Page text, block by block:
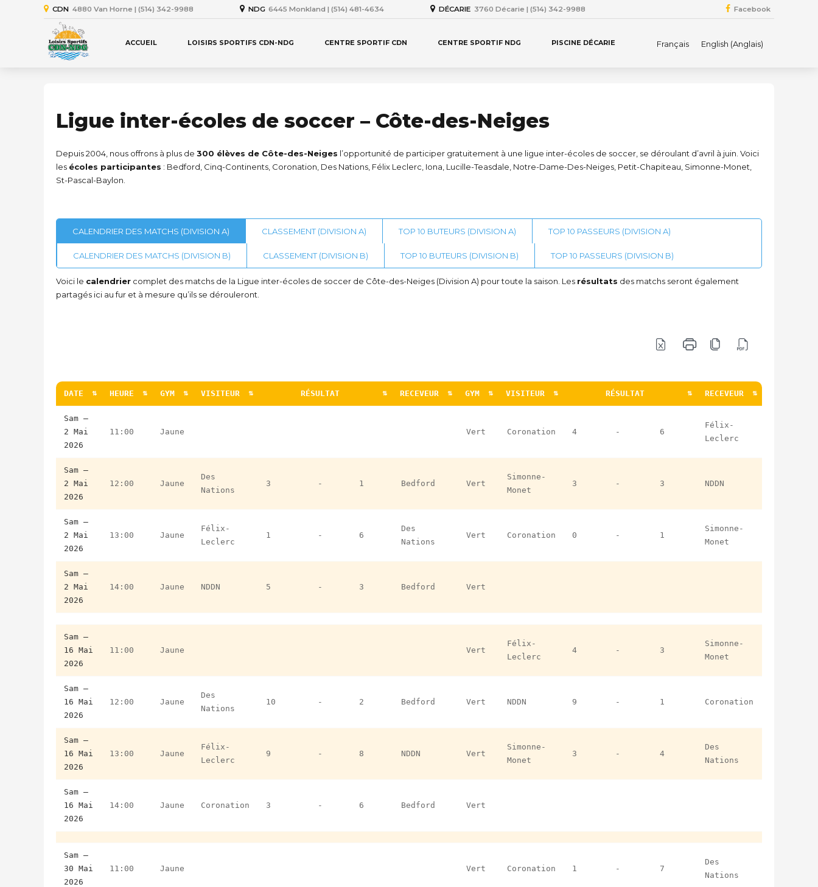
CDN 4880 Van Horne | (514) 342-9988 NDG 6445 Monkland | (514) 481-4634 DÉCARIE 3760 Décarie | (514) 342-9988 Facebook
Français English (Anglais)
ACCUEIL LOISIRS SPORTIFS CDN-NDG CENTRE SPORTIF CDN CENTRE SPORTIF NDG PISCINE DÉCARIE
Ligue inter-écoles de soccer – Côte-des-Neiges
Depuis 2004, nous offrons à plus de 300 élèves de Côte-des-Neiges l’opportunité de participer gratuitement à une ligue inter-écoles de soccer, se déroulant d’avril à juin. Voici
les écoles participantes : Bedford, Cinq-Continents, Coronation, Des Nations, Félix Leclerc, Iona, Lucille-Teasdale, Notre-Dame-Des-Neiges, Petit-Chapiteau, Simonne-Monet,
St-Pascal-Baylon.
CALENDRIER DES MATCHS (DIVISION A) CLASSEMENT (DIVISION A) TOP 10 BUTEURS (DIVISION A) TOP 10 PASSEURS (DIVISION A)
CALENDRIER DES MATCHS (DIVISION B) CLASSEMENT (DIVISION B) TOP 10 BUTEURS (DIVISION B) TOP 10 PASSEURS (DIVISION B)
Voici le calendrier complet des matchs de la Ligue inter-écoles de soccer de Côte-des-Neiges (Division A) pour toute la saison. Les résultats des matchs seront également
partagés ici au fur et à mesure qu’ils se dérouleront.
DATE HEURE GYM VISITEUR RÉSULTAT RECEVEUR GYM VISITEUR RÉSULTAT RECEVEUR
Sam –
2 Mai
2026
11:00 Jaune Vert Coronation 4 - 6
Félix-
Leclerc
Sam –
2 Mai
2026
12:00 Jaune
Des
Nations
3 - 1 Bedford Vert
Simonne-
Monet
3 - 3 NDDN
Sam –
2 Mai
2026
13:00 Jaune
Félix-
Leclerc
1 - 6
Des
Nations
Vert Coronation 0 - 1
Simonne-
Monet
Sam –
2 Mai
2026
14:00 Jaune NDDN 5 - 3 Bedford Vert
Sam –
16 Mai
2026
11:00 Jaune Vert
Félix-
Leclerc
4 - 3
Simonne-
Monet
Sam –
16 Mai
2026
12:00 Jaune
Des
Nations
10 - 2 Bedford Vert NDDN 9 - 1 Coronation
Sam –
16 Mai
2026
13:00 Jaune
Félix-
Leclerc
9 - 8 NDDN Vert
Simonne-
Monet
3 - 4
Des
Nations
Sam –
16 Mai
2026
14:00 Jaune Coronation 3 - 6 Bedford Vert
Sam –
30 Mai
2026
11:00 Jaune Vert Coronation 1 - 7
Des
Nations